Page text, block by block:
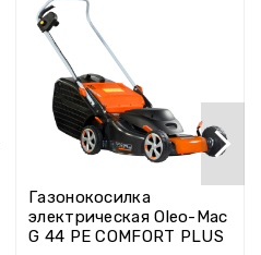
Газонокосилка
электрическая Oleo-Mac
G 44 PE COMFORT PLUS